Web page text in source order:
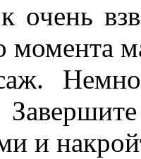
очень
момента
и